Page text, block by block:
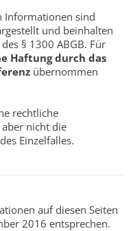
Informationen sind
und beinhalten
§ 1300 ABGB. Für
Haftung durch das
übernommen
rechtliche
nicht die
Einzelfalles.
auf diesen Seiten
2016 entsprechen.